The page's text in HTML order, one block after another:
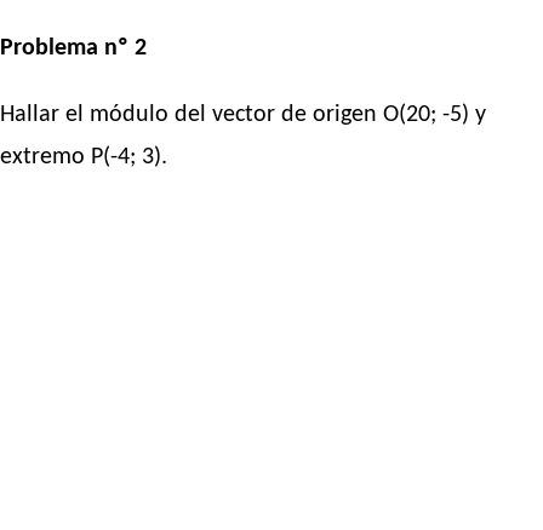
Problema nº 2
Hallar el módulo del vector de origen O(20; -5) y
extremo P(-4; 3).